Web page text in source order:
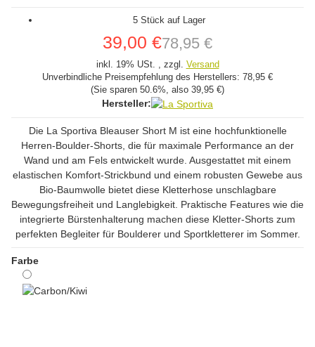
5 Stück auf Lager
39,00 €78,95 €
inkl. 19% USt. , zzgl. Versand
Unverbindliche Preisempfehlung des Herstellers: 78,95 €
(Sie sparen 50.6%, also 39,95 €)
Hersteller:
Die La Sportiva Bleauser Short M ist eine hochfunktionelle
Herren-Boulder-Shorts, die für maximale Performance an der
Wand und am Fels entwickelt wurde. Ausgestattet mit einem
elastischen Komfort-Strickbund und einem robusten Gewebe aus
Bio-Baumwolle bietet diese Kletterhose unschlagbare
Bewegungsfreiheit und Langlebigkeit. Praktische Features wie die
integrierte Bürstenhalterung machen diese Kletter-Shorts zum
perfekten Begleiter für Boulderer und Sportkletterer im Sommer.
Farbe